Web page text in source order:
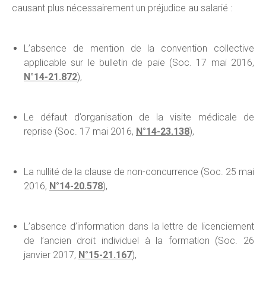
causant plus nécessairement un préjudice au salarié :
L’absence de mention de la convention collective
applicable sur le bulletin de paie (Soc. 17 mai 2016,
N°14-21.872),
Le défaut d’organisation de la visite médicale de
reprise (Soc. 17 mai 2016, N°14-23.138),
La nullité de la clause de non-concurrence (Soc. 25 mai
2016, N°14-20.578),
L’absence d’information dans la lettre de licenciement
de l’ancien droit individuel à la formation (Soc. 26
janvier 2017, N°15-21.167),